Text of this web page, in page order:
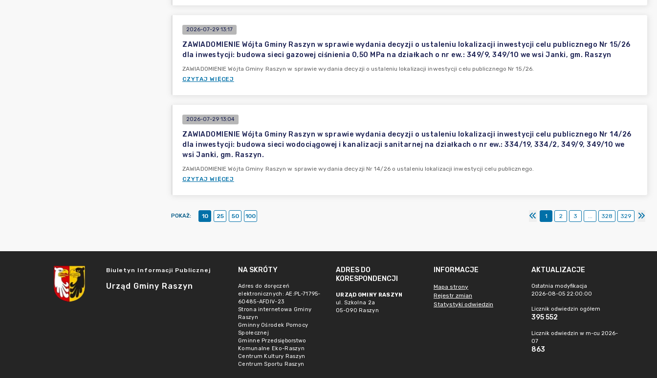
2026-07-29 13:17
ZAWIADOMIENIE Wójta Gminy Raszyn w sprawie wydania decyzji o ustaleniu lokalizacji inwestycji celu publicznego Nr 15/26
dla inwestycji: budowa sieci gazowej ciśnienia 0,50 MPa na działkach o nr ew.: 349/9, 349/10 we wsi Janki, gm. Raszyn
ZAWIADOMIENIE Wójta Gminy Raszyn w sprawie wydania decyzji o ustaleniu lokalizacji inwestycji celu publicznego Nr 15/26.
CZYTAJ WIĘCEJ
2026-07-29 13:04
ZAWIADOMIENIE Wójta Gminy Raszyn w sprawie wydania decyzji o ustaleniu lokalizacji inwestycji celu publicznego Nr 14/26
dla inwestycji: budowa sieci wodociągowej i kanalizacji sanitarnej na działkach o nr ew.: 334/19, 334/2, 349/9, 349/10 we
wsi Janki, gm. Raszyn.
ZAWIADOMIENIE Wójta Gminy Raszyn w sprawie wydania decyzji Nr 14/26 o ustaleniu lokalizacji inwestycji celu publicznego.
CZYTAJ WIĘCEJ
POKAŻ: 10 25 50 100 1 2 3 ... 328 329
Biuletyn Informacji Publicznej
Urząd Gminy Raszyn
NA SKRÓTY
Adres do doręczeń
elektronicznych: AE:PL-71795-
60485-AFDIV-23
Strona internetowa Gminy
Raszyn
Gminny Ośrodek Pomocy
Społecznej
Gminne Przedsięborstwo
Komunalne Eko-Raszyn
Centrum Kultury Raszyn
Centrum Sportu Raszyn
ADRES DO
KORESPONDENCJI
URZĄD GMINY RASZYN
ul. Szkolna 2a
05-090 Raszyn
INFORMACJE
Mapa strony
Rejestr zmian
Statystyki odwiedzin
AKTUALIZACJE
Ostatnia modyfikacja
2026-08-05 22:00:00
Licznik odwiedzin ogółem
395 552
Licznik odwiedzin w m-cu 2026-
07
863